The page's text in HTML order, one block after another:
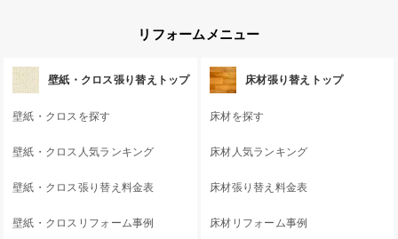
リフォームメニュー
壁紙・クロス張り替えトップ
壁紙・クロスを探す
壁紙・クロス人気ランキング
壁紙・クロス張り替え料金表
壁紙・クロスリフォーム事例
床材張り替えトップ
床材を探す
床材人気ランキング
床材張り替え料金表
床材リフォーム事例